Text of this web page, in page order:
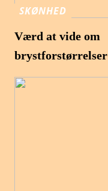
SKØNHED
Værd at vide om
brystforstørrelser